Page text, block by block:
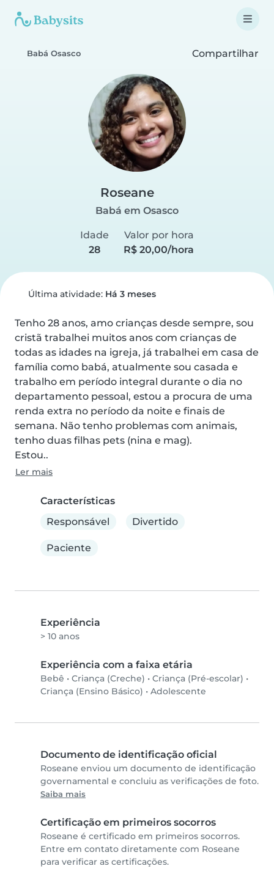
Babá Osasco Compartilhar
Roseane
Babá em Osasco
Idade
28
Valor por hora
R$ 20,00/hora
Última atividade: Há 3 meses
Tenho 28 anos, amo crianças desde sempre, sou
cristã trabalhei muitos anos com crianças de
todas as idades na igreja, já trabalhei em casa de
família como babá, atualmente sou casada e
trabalho em período integral durante o dia no
departamento pessoal, estou a procura de uma
renda extra no período da noite e finais de
semana. Não tenho problemas com animais,
tenho duas filhas pets (nina e mag).
Estou..
Ler mais
Características
Responsável
Divertido
Paciente
Experiência
> 10 anos
Experiência com a faixa etária
Bebê • Criança (Creche) • Criança (Pré-escolar) •
Criança (Ensino Básico) • Adolescente
Documento de identificação oficial
Roseane enviou um documento de identificação
governamental e concluiu as verificações de foto.
Saiba mais
Certificação em primeiros socorros
Roseane é certificado em primeiros socorros.
Entre em contato diretamente com Roseane
para verificar as certificações.